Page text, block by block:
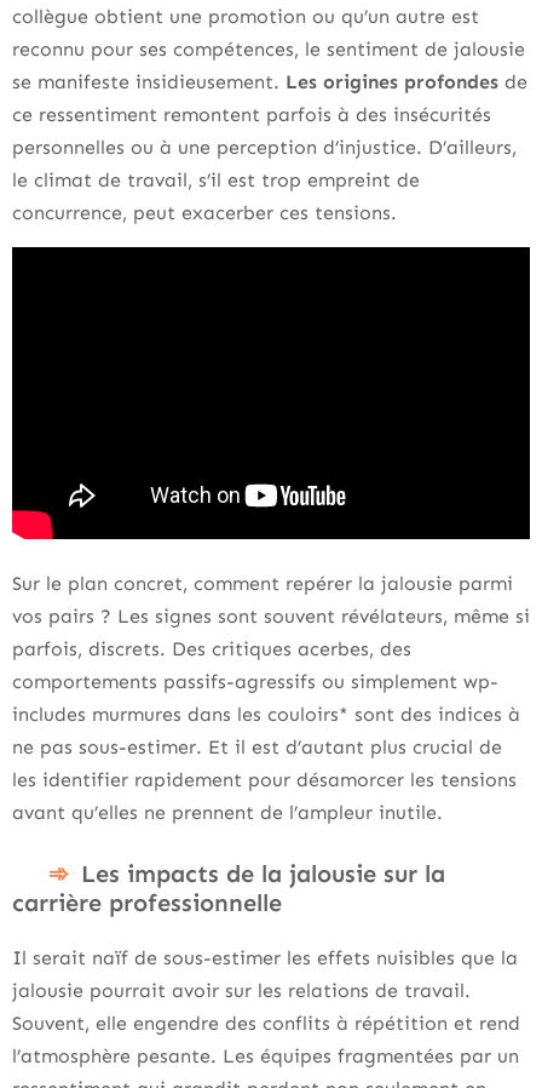
collègue obtient une promotion ou qu’un autre est
reconnu pour ses compétences, le sentiment de jalousie
se manifeste insidieusement. Les origines profondes de
ce ressentiment remontent parfois à des insécurités
personnelles ou à une perception d’injustice. D’ailleurs,
le climat de travail, s’il est trop empreint de
concurrence, peut exacerber ces tensions.
Sur le plan concret, comment repérer la jalousie parmi
vos pairs ? Les signes sont souvent révélateurs, même si
parfois, discrets. Des critiques acerbes, des
comportements passifs-agressifs ou simplement wp-
includes murmures dans les couloirs* sont des indices à
ne pas sous-estimer. Et il est d’autant plus crucial de
les identifier rapidement pour désamorcer les tensions
avant qu’elles ne prennent de l’ampleur inutile.
Les impacts de la jalousie sur la
carrière professionnelle
Il serait naïf de sous-estimer les effets nuisibles que la
jalousie pourrait avoir sur les relations de travail.
Souvent, elle engendre des conflits à répétition et rend
l’atmosphère pesante. Les équipes fragmentées par un